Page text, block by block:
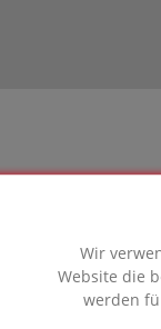
Wir
Website die
werden